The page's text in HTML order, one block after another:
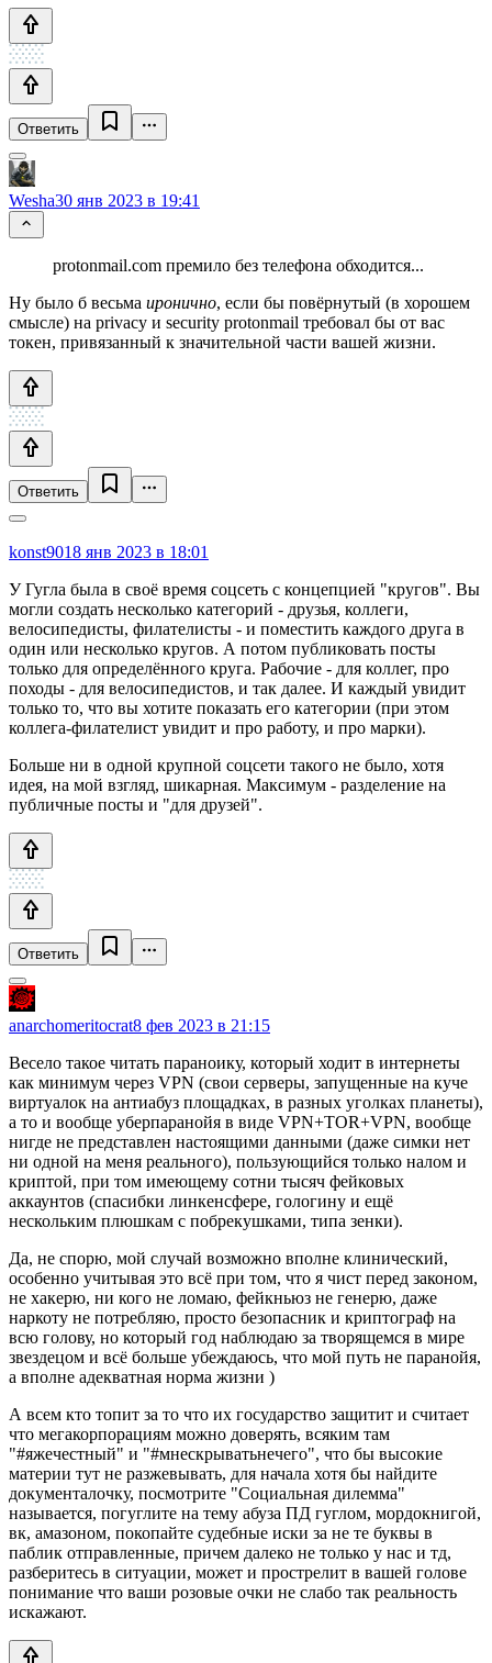
Ответить
Wesha30 янв 2023 в 19:41
protonmail.com премило без телефона обходится...
Ну было б весьма иронично, если бы повёрнутый (в хорошем
смысле) на privacy и security protonmail требовал бы от вас
токен, привязанный к значительной части вашей жизни.
Ответить
konst9018 янв 2023 в 18:01
У Гугла была в своё время соцсеть с концепцией "кругов". Вы
могли создать несколько категорий - друзья, коллеги,
велосипедисты, филателисты - и поместить каждого друга в
один или несколько кругов. А потом публиковать посты
только для определённого круга. Рабочие - для коллег, про
походы - для велосипедистов, и так далее. И каждый увидит
только то, что вы хотите показать его категории (при этом
коллега-филателист увидит и про работу, и про марки).
Больше ни в одной крупной соцсети такого не было, хотя
идея, на мой взгляд, шикарная. Максимум - разделение на
публичные посты и "для друзей".
Ответить
anarchomeritocrat8 фев 2023 в 21:15
Весело такое читать параноику, который ходит в интернеты
как минимум через VPN (свои серверы, запущенные на куче
виртуалок на антиабуз площадках, в разных уголках планеты),
а то и вообще уберпаранойя в виде VPN+TOR+VPN, вообще
нигде не представлен настоящими данными (даже симки нет
ни одной на меня реального), пользующийся только налом и
криптой, при том имеющему сотни тысяч фейковых
аккаунтов (спасибки линкенсфере, гологину и ещё
нескольким плюшкам с побрекушками, типа зенки).
Да, не спорю, мой случай возможно вполне клинический,
особенно учитывая это всё при том, что я чист перед законом,
не хакерю, ни кого не ломаю, фейкньюз не генерю, даже
наркоту не потребляю, просто безопасник и криптограф на
всю голову, но который год наблюдаю за творящемся в мире
звездецом и всё больше убеждаюсь, что мой путь не паранойя,
а вполне адекватная норма жизни )
А всем кто топит за то что их государство защитит и считает
что мегакорпорациям можно доверять, всяким там
"#яжечестный" и "#мнескрыватьнечего", что бы высокие
материи тут не разжевывать, для начала хотя бы найдите
документалочку, посмотрите "Социальная дилемма"
называется, погуглите на тему абуза ПД гуглом, мордокнигой,
вк, амазоном, покопайте судебные иски за не те буквы в
паблик отправленные, причем далеко не только у нас и тд,
разберитесь в ситуации, может и прострелит в вашей голове
понимание что ваши розовые очки не слабо так реальность
искажают.